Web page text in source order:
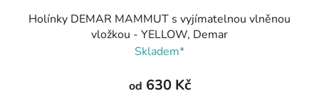
Holínky DEMAR MAMMUT s vyjímatelnou vlněnou
vložkou - YELLOW, Demar
Skladem*
od 630 Kč